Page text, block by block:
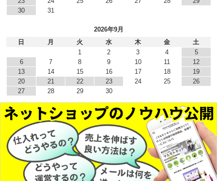
30
31
2026年9月
日
月 火 水 木 金
土
1
2 3 4
5
6
7 8 9 10 11
12
13
14 15 16 17 18
19
20
21 22 23 24 25
26
27
28 29 30